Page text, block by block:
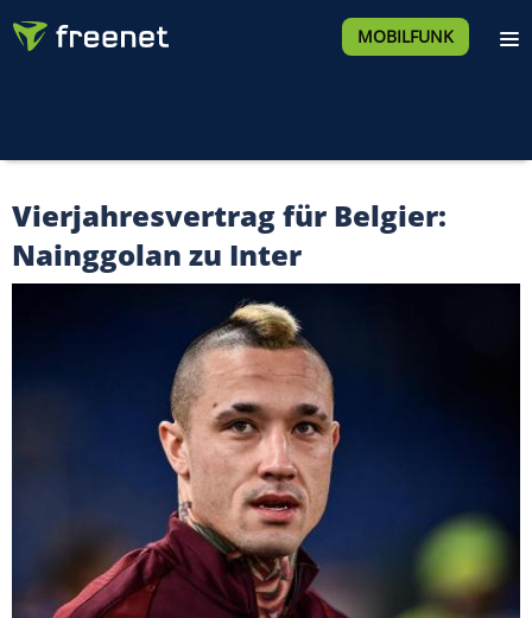
MOBILFUNK
Vierjahresvertrag für Belgier:
Nainggolan zu Inter